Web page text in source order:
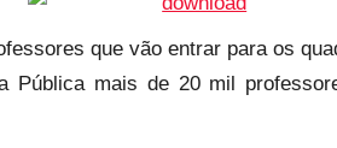
que vão entrar para os
Pública mais de 20 mil